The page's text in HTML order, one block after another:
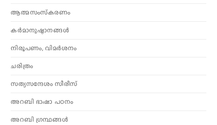
ആത്മസംസ്‌കരണം
കര്‍മാനുഷ്ഠാനങ്ങള്‍
നിരൂപണം, വിമര്‍ശനം
ചരിത്രം
സത്യസന്ദേശം സീരീസ്
അറബി ഭാഷാ പഠനം
അറബി ഗ്രന്ഥങ്ങൾ